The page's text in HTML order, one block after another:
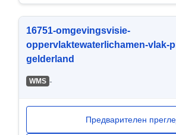
16751-omgevingsvisie-
oppervlaktewaterlichamen-vlak-
gelderland
WMS -
Предварителен